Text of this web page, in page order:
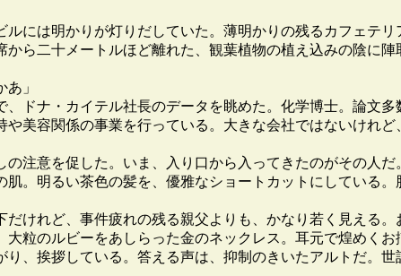
には明かりが灯りだしていた。薄明かりの残るカフェテリ
ら二十メートルほど離れた、観葉植物の植え込みの陰に
」
ドナ・カイテル社長のデータを眺めた。化学博士。論文
や美容関係の事業を行っている。大きな会社ではないけれど
注意を促した。いま、入り口から入ってきたのがその人だ
。明るい茶色の髪を、優雅なショートカットにしている
けれど、事件疲れの残る親父よりも、かなり若く見える。
粒のルビーをあしらった金のネックレス。耳元で煌めくお
、挨拶している。答える声は、抑制のきいたアルトだ。